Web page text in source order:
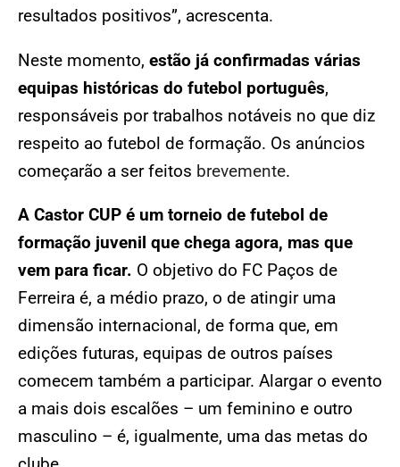
resultados positivos”, acrescenta.
Neste momento, estão já confirmadas várias
equipas históricas do futebol português,
responsáveis por trabalhos notáveis no que diz
respeito ao futebol de formação. Os anúncios
começarão a ser feitos brevemente.
A Castor CUP é um torneio de futebol de
formação juvenil que chega agora, mas que
vem para ficar. O objetivo do FC Paços de
Ferreira é, a médio prazo, o de atingir uma
dimensão internacional, de forma que, em
edições futuras, equipas de outros países
comecem também a participar. Alargar o evento
a mais dois escalões – um feminino e outro
masculino – é, igualmente, uma das metas do